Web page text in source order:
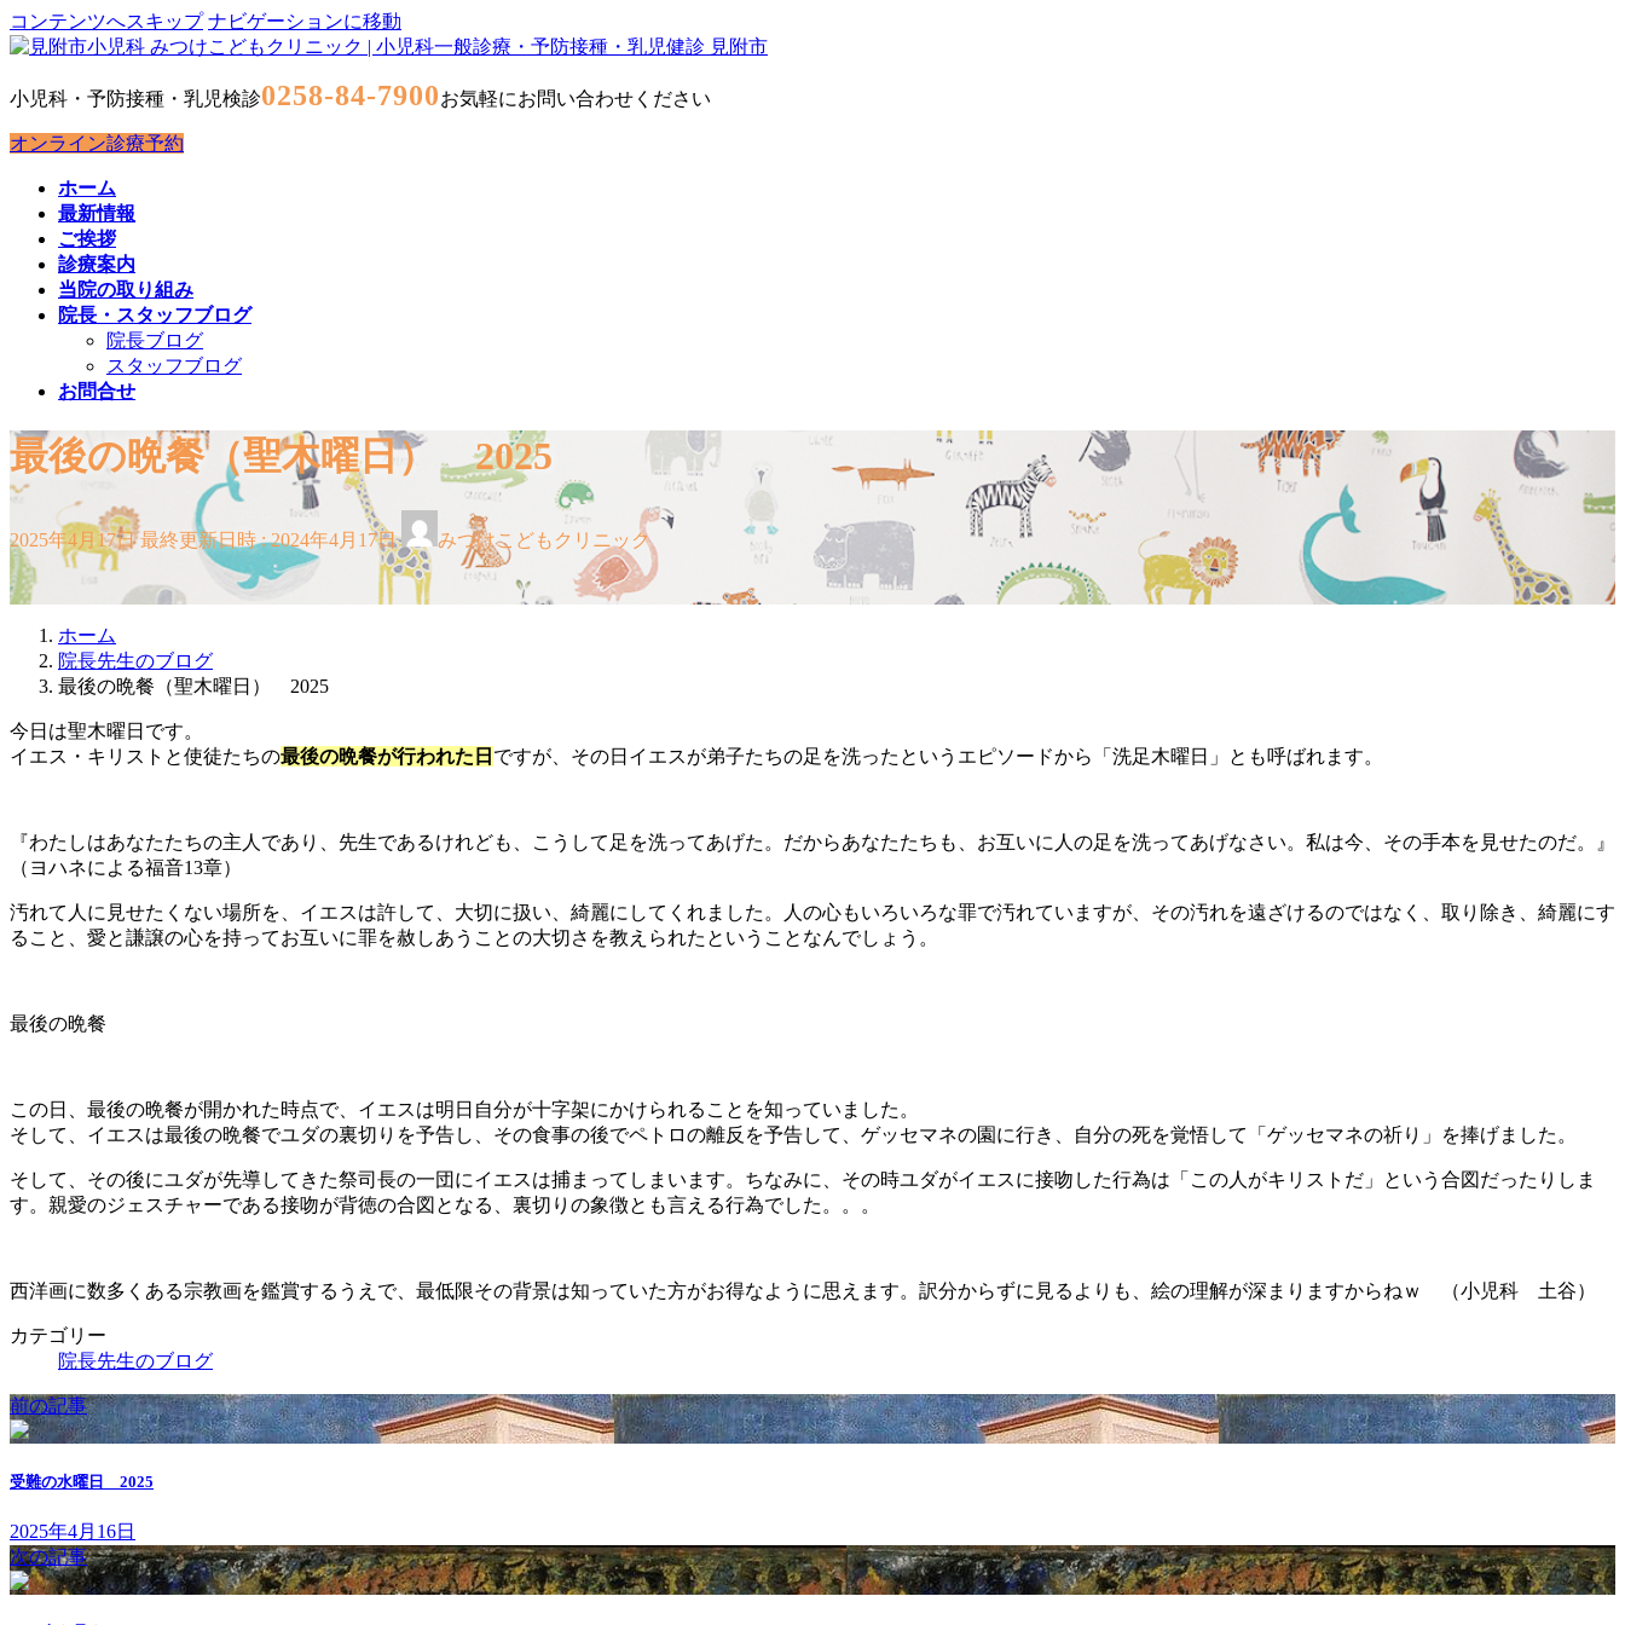
コンテンツへスキップ ナビゲーションに移動
小児科・予防接種・乳児検診0258-84-7900お気軽にお問い合わせください
オンライン診療予約
ホーム
最新情報
ご挨拶
診療案内
当院の取り組み
院長・スタッフブログ
院長ブログ
スタッフブログ
お問合せ
最後の晩餐（聖木曜日） 2025
2025年4月17日 最終更新日時 :2024年4月17日 みつけこどもクリニック
ホーム
院長先生のブログ
最後の晩餐（聖木曜日） 2025
今日は聖木曜日です。
イエス・キリストと使徒たちの最後の晩餐が行われた日 ですが、その日イエスが弟子たちの足を洗ったというエピソードから「洗足木曜日」とも呼ばれます。
『わたしはあなたたちの主人であり、先生であるけれども、こうして足を洗ってあげた。だからあなたたちも、お互いに人の足を洗ってあげなさい。私は今、その手本を見せたのだ。』
（ヨハネによる福音13章）
汚れて人に見せたくない場所を、イエスは許して、大切に扱い、綺麗にしてくれました。人の心もいろいろな罪で汚れていますが、その汚れを遠ざけるのではなく、取り除き、綺麗にす
ること、愛と謙譲の心を持ってお互いに罪を赦しあうことの大切さを教えられたということなんでしょう。
最後の晩餐
この日、最後の晩餐が開かれた時点で、イエスは明日自分が十字架にかけられることを知っていました。
そして、イエスは最後の晩餐でユダの裏切りを予告し、その食事の後でペトロの離反を予告して、ゲッセマネの園に行き、自分の死を覚悟して「ゲッセマネの祈り」を捧げました。
そして、その後にユダが先導してきた祭司長の一団にイエスは捕まってしまいます。ちなみに、その時ユダがイエスに接吻した行為は「この人がキリストだ」という合図だったりしま
す。親愛のジェスチャーである接吻が背徳の合図となる、裏切りの象徴とも言える行為でした。。。
西洋画に数多くある宗教画を鑑賞するうえで、最低限その背景は知っていた方がお得なように思えます。訳分からずに見るよりも、絵の理解が深まりますからねｗ （小児科 土谷）
カテゴリー
院長先生のブログ
前の記事
受難の水曜日 2025
2025年4月16日
次の記事